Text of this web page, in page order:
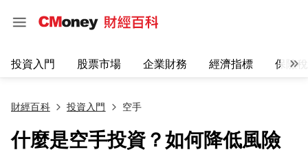
投資入門 股票市場 企業財務 經濟指標 保險
財經百科 投資入門 空手
什麼是空手投資？如何降低風險